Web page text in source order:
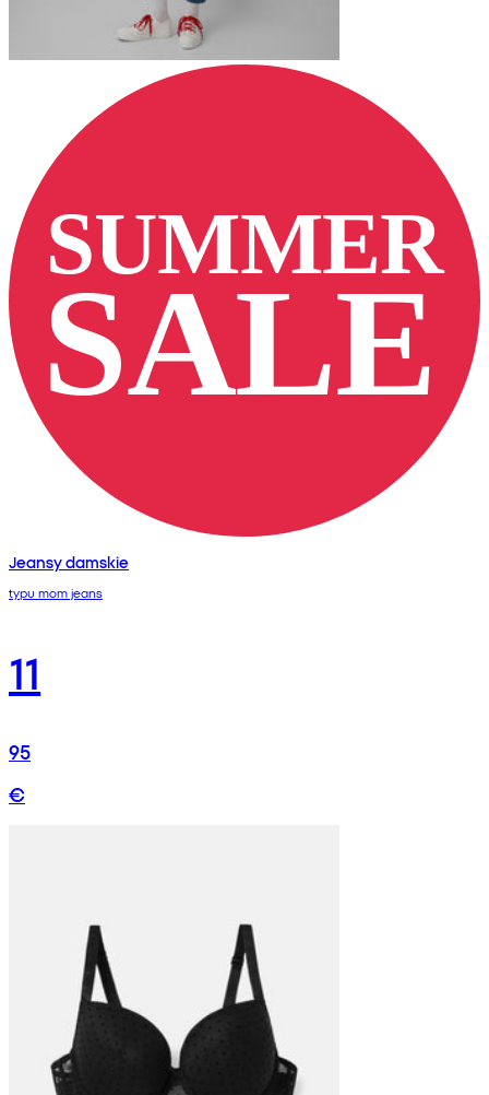
Jeansy damskie
typu mom jeans
11
95
€